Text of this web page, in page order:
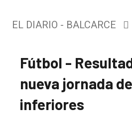
El
único
EL DIARIO - BALCARCE
Fútbol -
nueva jornada
inferiores